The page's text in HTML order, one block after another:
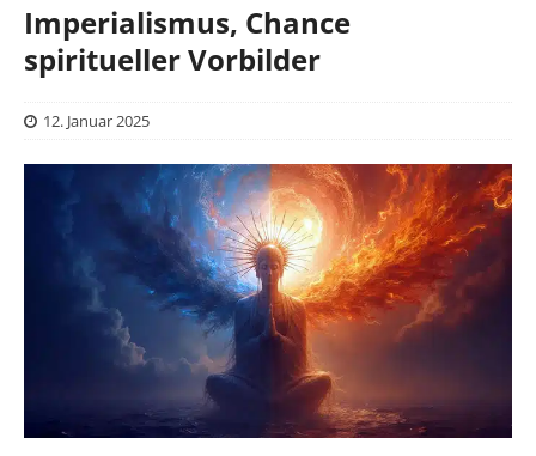
Imperialismus, Chance
spiritueller Vorbilder
12. Januar 2025